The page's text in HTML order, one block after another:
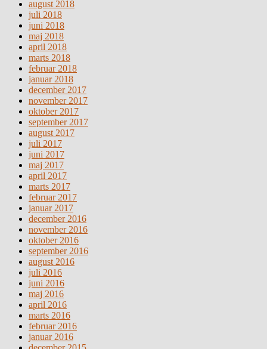
august 2018
juli 2018
juni 2018
maj 2018
april 2018
marts 2018
februar 2018
januar 2018
december 2017
november 2017
oktober 2017
september 2017
august 2017
juli 2017
juni 2017
maj 2017
april 2017
marts 2017
februar 2017
januar 2017
december 2016
november 2016
oktober 2016
september 2016
august 2016
juli 2016
juni 2016
maj 2016
april 2016
marts 2016
februar 2016
januar 2016